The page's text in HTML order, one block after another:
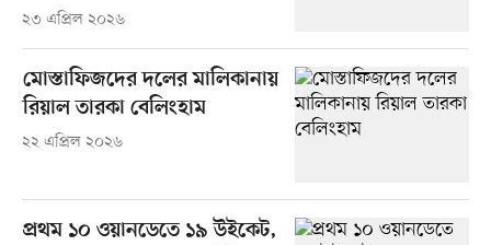
২৩ এপ্রিল ২০২৬
মোস্তাফিজদের দলের মালিকানায়
রিয়াল তারকা বেলিংহাম
২২ এপ্রিল ২০২৬
প্রথম ১০ ওয়ানডেতে ১৯ উইকেট,